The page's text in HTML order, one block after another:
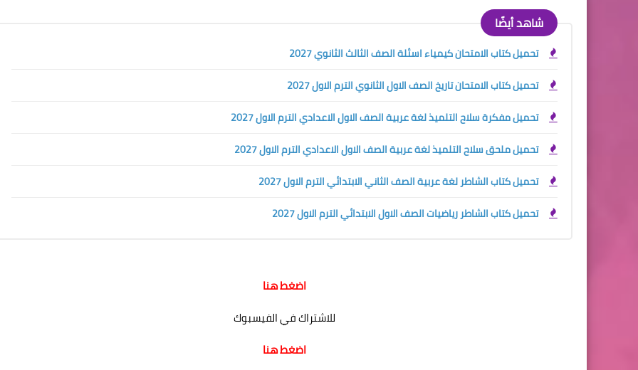
شاهد أيضًا
تحميل كتاب الامتحان كيمياء اسئلة الصف الثالث الثانوي 2027
تحميل كتاب الامتحان تاريخ الصف الاول الثانوي الترم الاول 2027
تحميل مفكرة سلاح التلميذ لغة عربية الصف الاول الاعدادي الترم الاول 2027
تحميل ملحق سلاح التلميذ لغة عربية الصف الاول الاعدادي الترم الاول 2027
تحميل كتاب الشاطر لغة عربية الصف الثاني الابتدائي الترم الاول 2027
تحميل كتاب الشاطر رياضيات الصف الاول الابتدائي الترم الاول 2027
اضغط هنا
للاشتراك في الفيسبوك
اضغط هنا